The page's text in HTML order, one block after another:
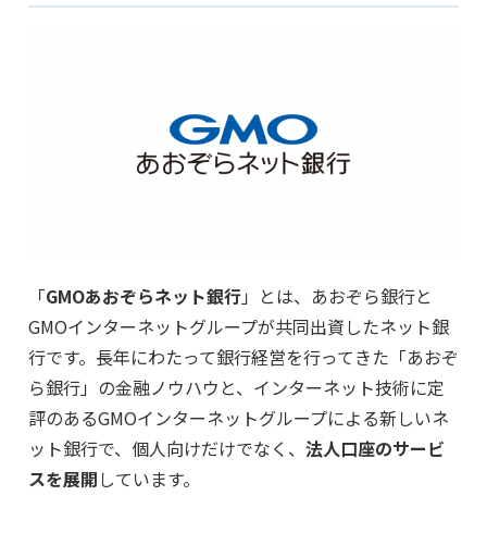
「GMOあおぞらネット銀行」とは、あおぞら銀行と
GMOインターネットグループが共同出資したネット銀
行です。長年にわたって銀行経営を行ってきた「あおぞ
ら銀行」の金融ノウハウと、インターネット技術に定
評のあるGMOインターネットグループによる新しいネ
ット銀行で、個人向けだけでなく、 法人口座のサービ
スを展開しています。